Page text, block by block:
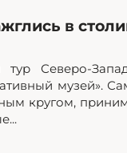
в
Северо-
музей».
кругом,